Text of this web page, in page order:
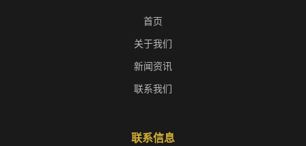
首页
关于我们
新闻资讯
联系我们
联系信息